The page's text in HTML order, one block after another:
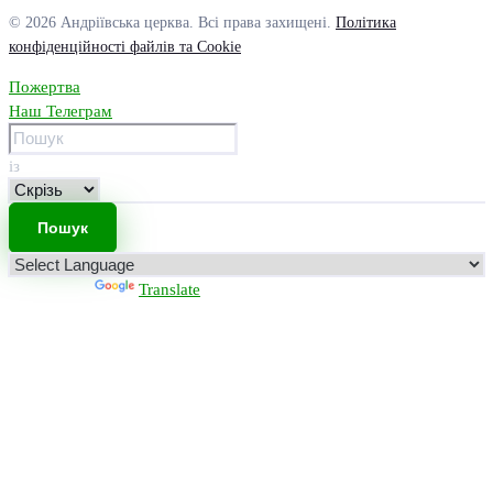
© 2026 Андріївська церква. Всі права захищені. Політика
конфіденційності файлів та Cookie
Пожертва
Наш Телеграм
із
Translate